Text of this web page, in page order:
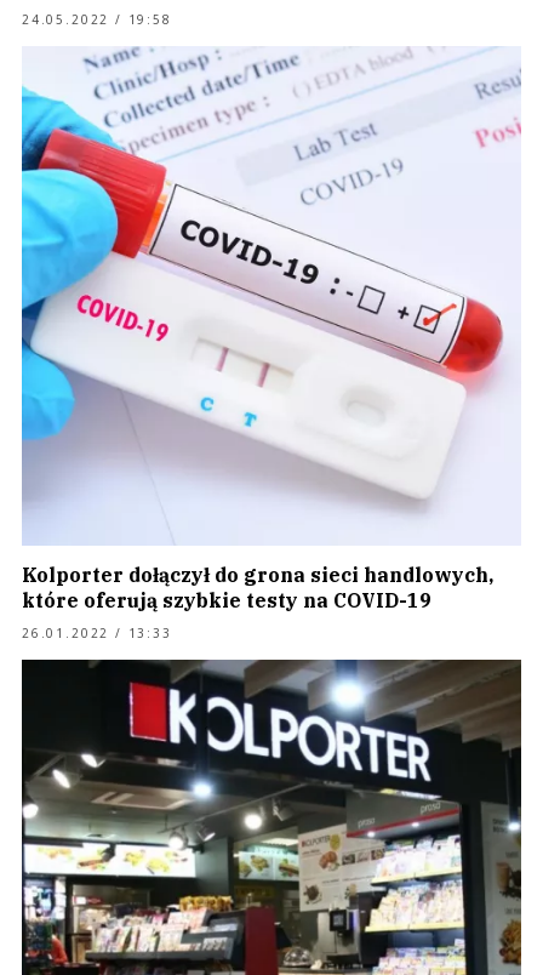
24.05.2022 / 19:58
Kolporter dołączył do grona sieci handlowych,
które oferują szybkie testy na COVID-19
26.01.2022 / 13:33